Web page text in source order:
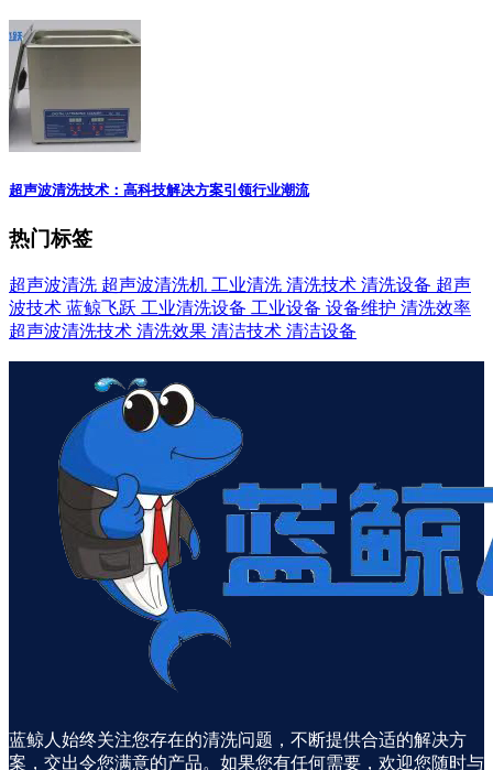
超声波清洗技术：高科技解决方案引领行业潮流
热门标签
超声波清洗 超声波清洗机 工业清洗 清洗技术 清洗设备 超声
波技术 蓝鲸飞跃 工业清洗设备 工业设备 设备维护 清洗效率
超声波清洗技术 清洗效果 清洁技术 清洁设备
蓝鲸人始终关注您存在的清洗问题，不断提供合适的解决方
案，交出令您满意的产品。如果您有任何需要，欢迎您随时与